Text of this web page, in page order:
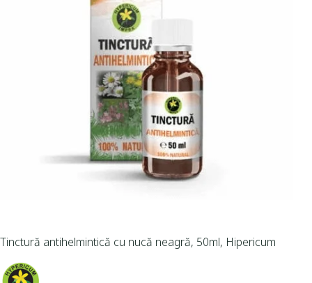
Tinctură antihelmintică cu nucă neagră, 50ml, Hipericum